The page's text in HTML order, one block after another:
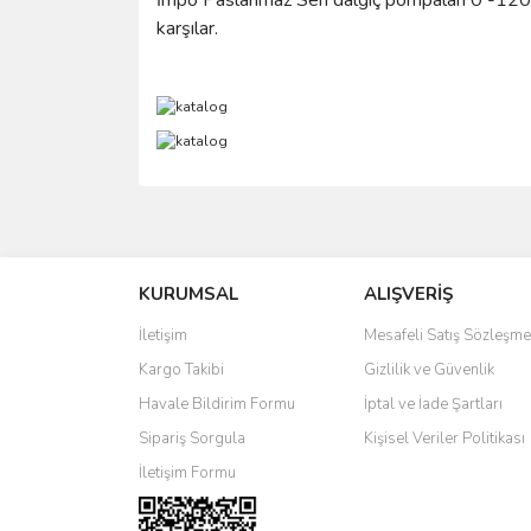
karşılar.
Ürün resmi kalitesiz, bozuk veya görüntülenemiyor.
Ürün açıklamasında eksik bilgiler bulunuyor.
Ürün bilgilerinde hatalar bulunuyor.
Ürün fiyatı diğer sitelerden daha pahalı.
Bu ürüne benzer farklı alternatifler olmalı.
KURUMSAL
İletişim
Kargo Takibi
Havale Bildirim Formu
Sipariş Sorgula
İletişim Formu
ALIŞVERİŞ
Mesafeli Satış
Gizlilik ve Güvenlik
İptal ve İade Şartları
Kişisel Veriler Politikası